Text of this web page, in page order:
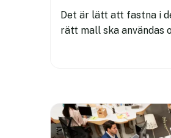
Det är lätt att fastna i
rätt mall ska användas